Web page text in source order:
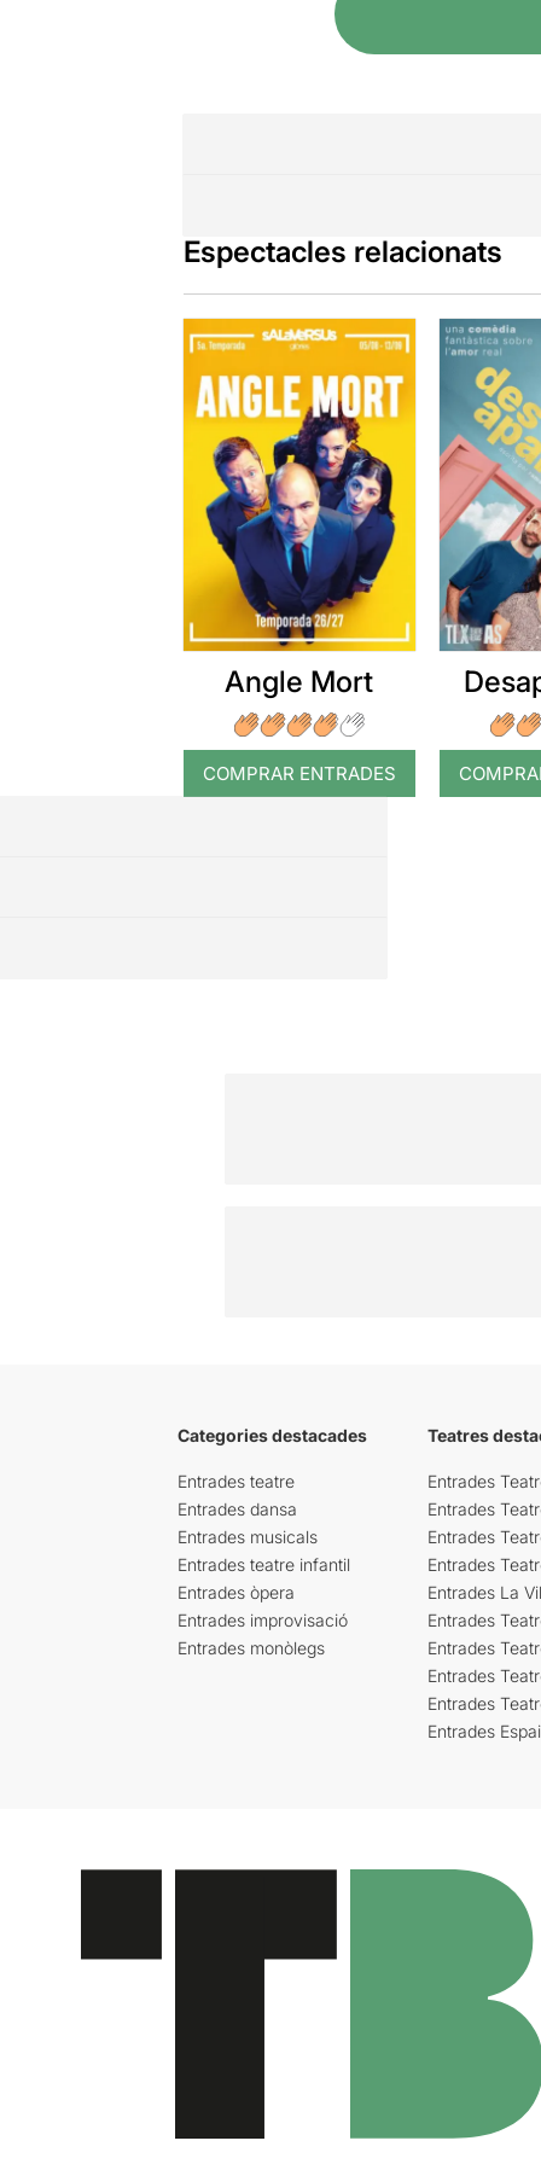
Espectacles relacionats
Angle Mort
COMPRAR ENTRADES
Categories destacades
Entrades teatre
Entrades dansa
Entrades musicals
Entrades teatre infantil
Entrades òpera
Entrades improvisació
Entrades monòlegs
Teatres
Entrades
Entrades
Entrades
Entrades
Entrades La
Entrades
Entrades
Entrades
Entrades
Entrades